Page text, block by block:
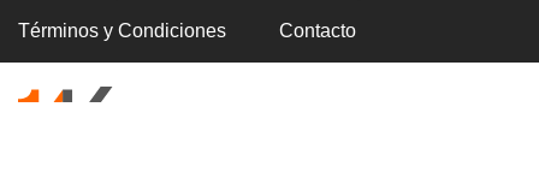
COLOMBIA
Desactivan autobús bomba en carretera cercana
a Cali, donde será investido De la Espriella
Términos y Condiciones Contacto